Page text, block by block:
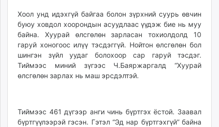
Хоол унд идэхгүй байгаа болон зүрхний суурь өвчин
буюу ховдол хоорондын асуудлаас үүдэж бие нь муу
байна. Хуурай өлсгөлөн зарласан тохиолдолд 10
гаруй хоногоос илүү тэсдэггүй. Нойтон өлсгөлөн бол
шингэн зүйл уудаг болохоор сар гаруй тэсдэг.
Тиймээс миний зүгээс Ч.Баяржаргалд “Хуурай
өлсгөлөн зарлах нь маш эрсдэлтэй.
Тиймээс 461 дүгээр анги чинь бүртгэх ёстой. Заавал
бүртгүүлээрэй гэсэн. Гэтэл “Эд нар бүртгэхгүй” байна